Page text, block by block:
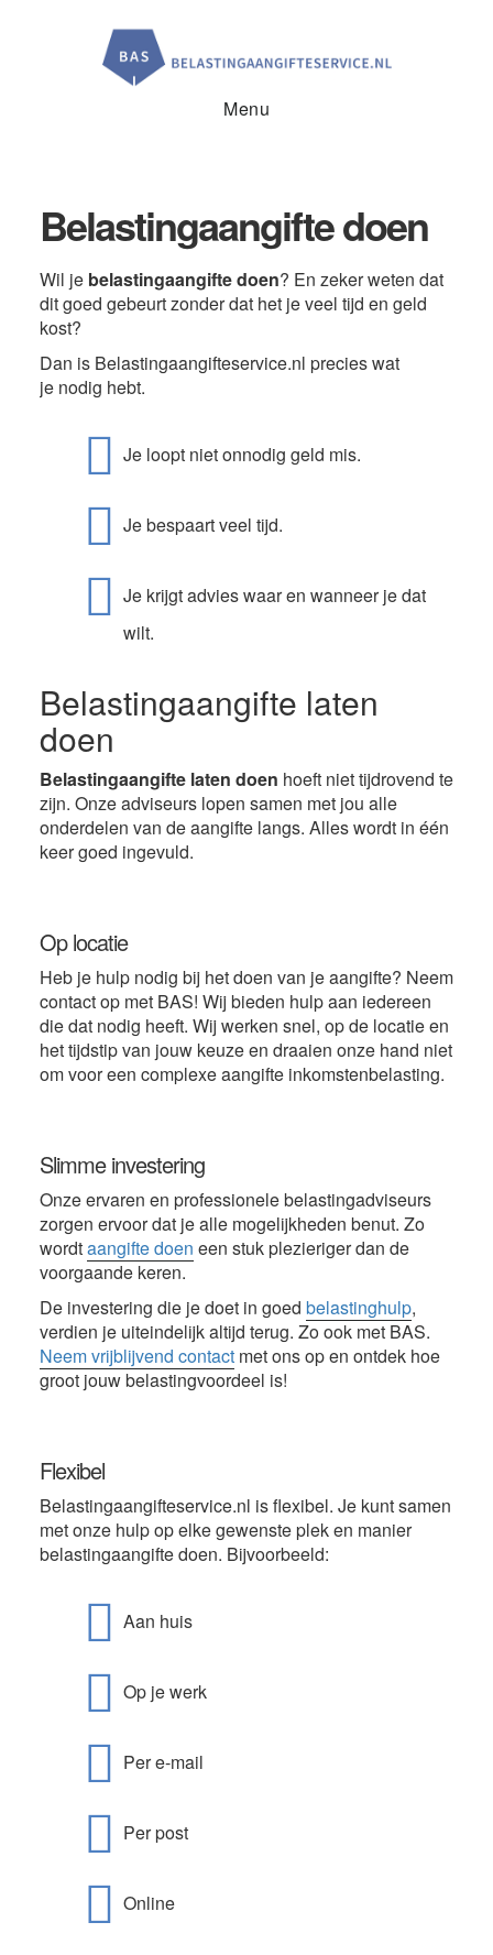
Menu
Belastingaangifte doen
Wil je belastingaangifte doen? En zeker weten dat
dit goed gebeurt zonder dat het je veel tijd en geld
kost?
Dan is Belastingaangifteservice.nl precies wat
je nodig hebt.
Je loopt niet onnodig geld mis.
Je bespaart veel tijd.
Je krijgt advies waar en wanneer je dat
wilt.
Belastingaangifte laten
doen
Belastingaangifte laten doen hoeft niet tijdrovend te
zijn. Onze adviseurs lopen samen met jou alle
onderdelen van de aangifte langs. Alles wordt in één
keer goed ingevuld.
Op locatie
Heb je hulp nodig bij het doen van je aangifte? Neem
contact op met BAS! Wij bieden hulp aan iedereen
die dat nodig heeft. Wij werken snel, op de locatie en
het tijdstip van jouw keuze en draaien onze hand niet
om voor een complexe aangifte inkomstenbelasting.
Slimme investering
Onze ervaren en professionele belastingadviseurs
zorgen ervoor dat je alle mogelijkheden benut. Zo
wordtaangifte doen een stuk plezieriger dan de
voorgaande keren.
De investering die je doet in goed belastinghulp,
verdien je uiteindelijk altijd terug. Zo ook met BAS.
Neem vrijblijvend contactmet ons op en ontdek hoe
groot jouw belastingvoordeel is!
Flexibel
Belastingaangifteservice.nl is flexibel. Je kunt samen
met onze hulp op elke gewenste plek en manier
belastingaangifte doen. Bijvoorbeeld:
Aan huis
Op je werk
Per e-mail
Per post
Online